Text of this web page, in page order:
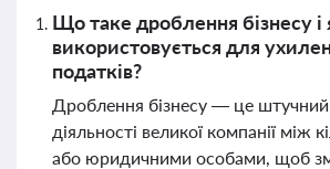
Що таке дроблення бізнесу і
використовується для
податків?
Дроблення бізнесу — це штучний
діяльності великої компанії між
або юридичними особами, щоб